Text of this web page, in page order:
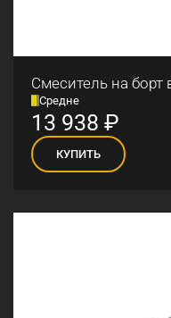
Смеситель на борт
Средне
13 938 ₽
КУПИТЬ